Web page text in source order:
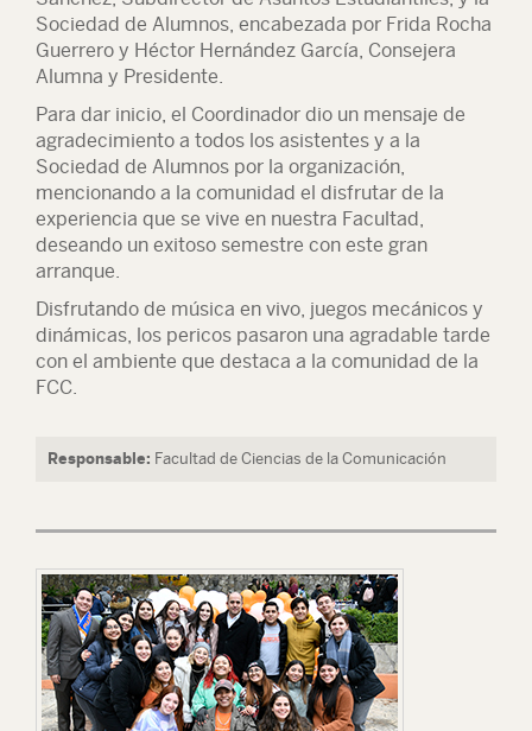
Sociedad de Alumnos, encabezada por Frida Rocha
Guerrero y Héctor Hernández García, Consejera
Alumna y Presidente.
Para dar inicio, el Coordinador dio un mensaje de
agradecimiento a todos los asistentes y a la
Sociedad de Alumnos por la organización,
mencionando a la comunidad el disfrutar de la
experiencia que se vive en nuestra Facultad,
deseando un exitoso semestre con este gran
arranque.
Disfrutando de música en vivo, juegos mecánicos y
dinámicas, los pericos pasaron una agradable tarde
con el ambiente que destaca a la comunidad de la
FCC.
Responsable: Facultad de Ciencias de la Comunicación